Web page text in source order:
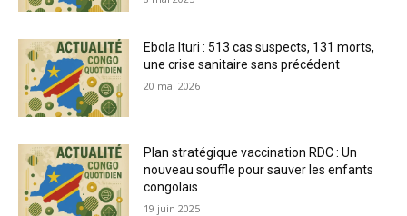
Ebola Ituri : 513 cas suspects, 131 morts,
une crise sanitaire sans précédent
20 mai 2026
Plan stratégique vaccination RDC : Un
nouveau souffle pour sauver les enfants
congolais
19 juin 2025